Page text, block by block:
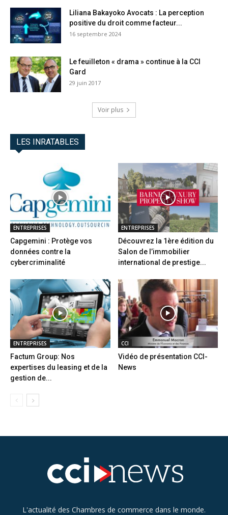
Liliana Bakayoko Avocats : La perception
positive du droit comme facteur...
16 septembre 2024
Le feuilleton « drama » continue à la CCI
Gard
29 juin 2017
Voir plus
LES INRATABLES
ENTREPRISES
Capgemini : Protège vos
données contre la
cybercriminalité
ENTREPRISES
Découvrez la 1ère édition du
Salon de l’immobilier
international de prestige...
ENTREPRISES
Factum Group: Nos
expertises du leasing et de la
gestion de...
CCI
Vidéo de présentation CCI-
News
L'actualité des Chambres de commerce dans le monde.